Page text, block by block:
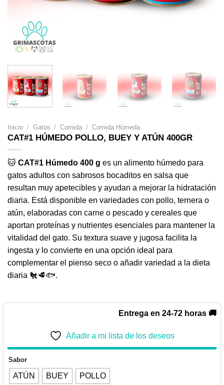
Inicio / Gatos / Comida / Comida Húmeda
CAT#1 HÚMEDO POLLO, BUEY Y ATÚN 400GR
🐱 CAT#1 Húmedo 400 g es un alimento húmedo para
gatos adultos con sabrosos bocaditos en salsa que
resultan muy apetecibles y ayudan a mejorar la hidratación
diaria. Está disponible en variedades con pollo, ternera o
atún, elaboradas con carne o pescado y cereales que
aportan proteínas y nutrientes esenciales para mantener la
vitalidad del gato. Su textura suave y jugosa facilita la
ingesta y lo convierte en una opción ideal para
complementar el pienso seco o añadir variedad a la dieta
diaria 🐔🥩🐟.
Entrega en 24-72 horas 🚚
Añadir a mi lista de los deseos
Sabor
ATÚN BUEY POLLO